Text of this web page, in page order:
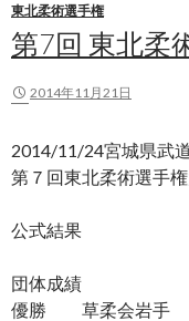
東北柔術選手権
第7回 東北柔
2014年11月21日
2014/11/24宮城県武
第７回東北柔術選手
公式結果
団体成績
優勝 草柔会岩手